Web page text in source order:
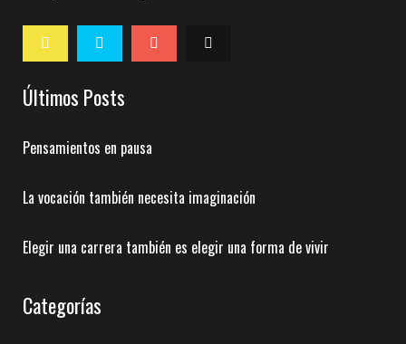
Últimos Posts
Pensamientos en pausa
La vocación también necesita imaginación
Elegir una carrera también es elegir una forma de vivir
Categorías